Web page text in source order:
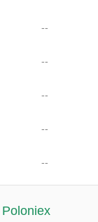
--
--
--
--
--
Poloniex